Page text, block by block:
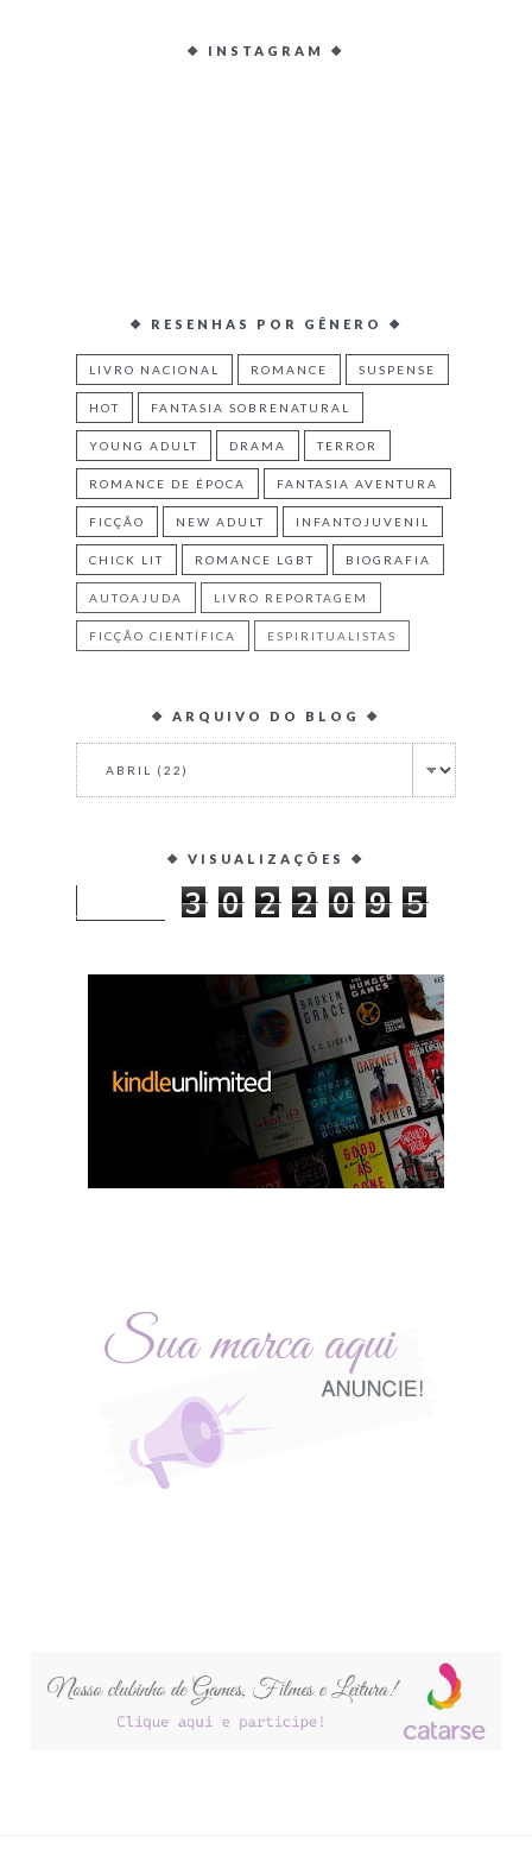
❖ INSTAGRAM ❖
❖ RESENHAS POR GÊNERO ❖
LIVRO NACIONAL ROMANCE SUSPENSE
HOT FANTASIA SOBRENATURAL
YOUNG ADULT DRAMA TERROR
ROMANCE DE ÉPOCA FANTASIA AVENTURA
FICÇÃO NEW ADULT INFANTOJUVENIL
CHICK LIT ROMANCE LGBT BIOGRAFIA
AUTOAJUDA LIVRO REPORTAGEM
FICÇÃO CIENTÍFICA ESPIRITUALISTAS
❖ ARQUIVO DO BLOG ❖
❖ VISUALIZAÇÕES ❖
3 0 2 2 0 9 5